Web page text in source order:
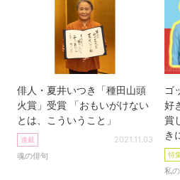
俳人・夏井いつき「種田山頭
火賞」受賞 「おもいがけない
とは、こういうこと」
連載
魂の俳句
2021.11.03
ゴ
好
賞
き
特
私